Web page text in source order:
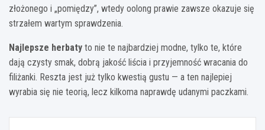
złożonego i „pomiędzy”, wtedy oolong prawie zawsze okazuje się
strzałem wartym sprawdzenia.
Najlepsze herbaty to nie te najbardziej modne, tylko te, które
dają czysty smak, dobrą jakość liścia i przyjemność wracania do
filiżanki. Reszta jest już tylko kwestią gustu — a ten najlepiej
wyrabia się nie teorią, lecz kilkoma naprawdę udanymi paczkami.